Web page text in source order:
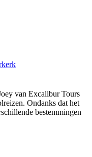
van Excalibur Tours
Ondanks dat het
bestemmingen